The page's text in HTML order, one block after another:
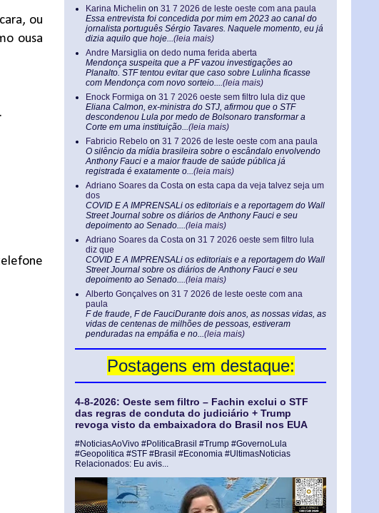
ou
ousa
Karina Michelin on 31 7 2026 de leste oeste com ana paula
Essa entrevista foi concedida por mim em 2023 ao canal do
jornalista português Sérgio Tavares. Naquele momento, eu já
dizia aquilo que hoje...(leia mais)
Andre Marsiglia on dedo numa ferida aberta
Mendonça suspeita que a PF vazou investigações ao
Planalto. STF tentou evitar que caso sobre Lulinha ficasse
com Mendonça com novo sorteio....(leia mais)
Enock Formiga on 31 7 2026 oeste sem filtro lula diz que
Eliana Calmon, ex-ministra do STJ, afirmou que o STF
descondenou Lula por medo de Bolsonaro transformar a
Corte em uma instituição...(leia mais)
Fabricio Rebelo on 31 7 2026 de leste oeste com ana paula
O silêncio da mídia brasileira sobre o escândalo envolvendo
Anthony Fauci e a maior fraude de saúde pública já
registrada é exatamente o...(leia mais)
Adriano Soares da Costa on esta capa da veja talvez seja um
dos
COVID E A IMPRENSALi os editoriais e a reportagem do Wall
Street Journal sobre os diários de Anthony Fauci e seu
depoimento ao Senado....(leia mais)
Adriano Soares da Costa on 31 7 2026 oeste sem filtro lula
diz que
COVID E A IMPRENSALi os editoriais e a reportagem do Wall
Street Journal sobre os diários de Anthony Fauci e seu
depoimento ao Senado....(leia mais)
Alberto Gonçalves on 31 7 2026 de leste oeste com ana
paula
F de fraude, F de FauciDurante dois anos, as nossas vidas, as
vidas de centenas de milhões de pessoas, estiveram
penduradas na empáfia e no...(leia mais)
Postagens em destaque:
4-8-2026: Oeste sem filtro – Fachin exclui o STF
das regras de conduta do judiciário + Trump
revoga visto da embaixadora do Brasil nos EUA
#NoticiasAoVivo #PoliticaBrasil #Trump #GovernoLula
#Geopolitica #STF #Brasil #Economia #UltimasNoticias
Relacionados: Eu avis...